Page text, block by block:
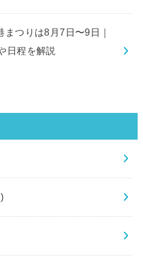
つりは8月7日〜9日｜
日程を解説